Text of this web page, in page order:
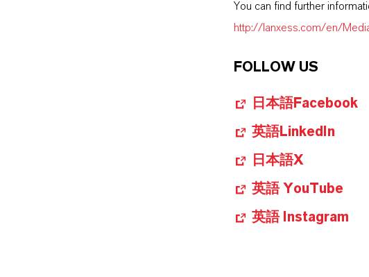
You can find further
http://lanxess.com/en/
FOLLOW US
日本語Facebook
英語LinkedIn
日本語X
英語 YouTube
英語 Instagram